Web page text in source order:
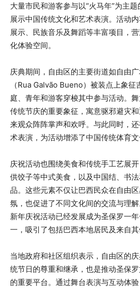
大量市民和游客参与以“火马年”为主题
展示中国传统文化和艺术表演。活动
展示、民族音乐及舞蹈等丰富项目，
化体验空间。
庆典期间，自由区的主要街道如自由
（Rua Galvão Bueno）被装点上象征
庭、青年和游客穿梭其中参与活动。
传统节庆的重要象征，寓意驱邪避灾
来观众阵阵掌声和欢呼。与此同时，
术表演，为活动增添了中国传统体育文
庆祝活动也围绕美食和传统手工艺展
供饺子等中式美食，以及中国结、书
品。这些元素不仅让巴西民众在自由
氛，也促进了不同文化间的交流与理
新年庆祝活动已经发展成为圣保罗一
一，吸引了包括巴西本地居民及来自其
当地政府和社区组织表示，自由区的
统节日的尊重和继承，也是推动圣保
的重要平台。通过舞台表演与互动体